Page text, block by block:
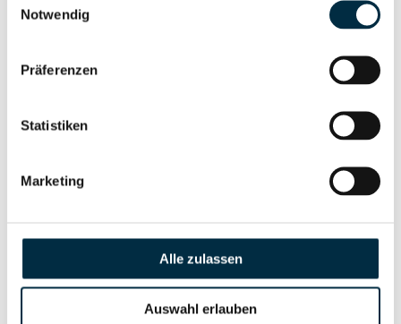
Notwendig
Präferenzen
Statistiken
Marketing
Alle zulassen
Auswahl erlauben
Unternehmensnetzwerk
Vollständiges
Unternehmensprofil
Wirtschaftlich
Vollständiges
Unternehmensprofil